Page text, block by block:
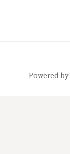
Powered by